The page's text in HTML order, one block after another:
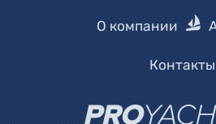
О компании
Контакты